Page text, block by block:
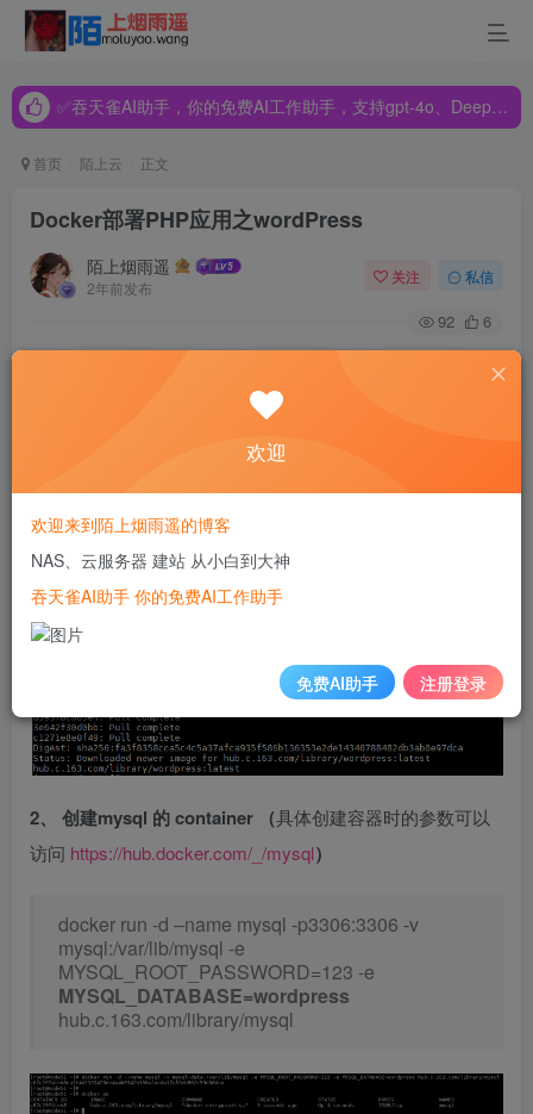
✅吞天雀AI助手，你的免费AI工作助手，支持gpt-4o、DeepSeek、Claude🔥🔥🔥🔥
✅吞天雀AI助手，你的免费AI工作助手，支持gpt-4o、DeepSeek、Claude🔥🔥🔥🔥
首页 陌上云 正文
Docker部署PHP应用之wordPress
陌上烟雨遥
2年前发布
关注 私信
92 6
2、 创建mysql 的 container （具体创建容器时的参数可以
访问 https://hub.docker.com/_/mysql）
docker run -d –name mysql -p3306:3306 -v
mysql:/var/lib/mysql -e
MYSQL_ROOT_PASSWORD=123 -e
MYSQL_DATABASE=wordpress
hub.c.163.com/library/mysql
欢迎
欢迎来到陌上烟雨遥的博客
NAS、云服务器 建站 从小白到大神
吞天雀AI助手 你的免费AI工作助手
免费AI助手 注册登录